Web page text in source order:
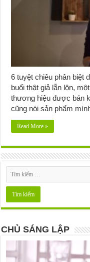
6 tuyệt chiêu phân biệt
buổi thật giả lẫn lộn,
thương hiệu được bán
cũng nói sản phẩm
Read More »
CHỦ SÁNG LẬP